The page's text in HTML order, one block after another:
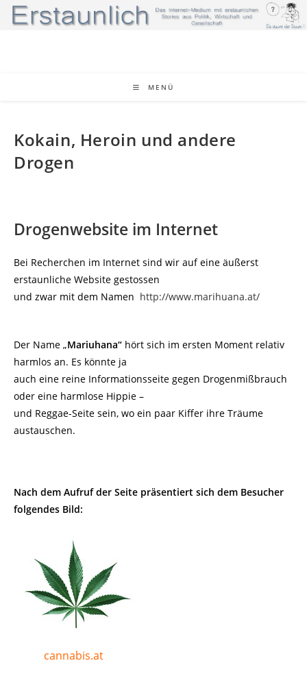
Zum
Inhalt
MENÜ
Kokain, Heroin und andere
Drogen
Drogenwebsite im Internet
Bei Recherchen im Internet sind wir auf eine äußerst
erstaunliche Website gestossen
und zwar mit dem Namen http://www.marihuana.at/
Der Name „Mariuhana“ hört sich im ersten Moment relativ
harmlos an. Es könnte ja
auch eine reine Informationsseite gegen Drogenmißbrauch
oder eine harmlose Hippie –
und Reggae-Seite sein, wo ein paar Kiffer ihre Träume
austauschen.
Nach dem Aufruf der Seite präsentiert sich dem Besucher
folgendes Bild:
cannabis.at